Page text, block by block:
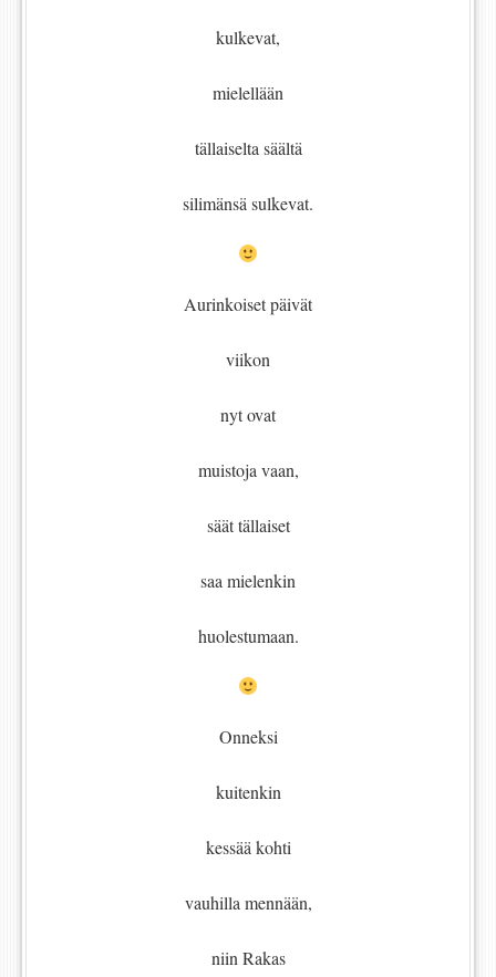
kulkevat,
mielellään
tällaiselta säältä
silimänsä sulkevat.
Aurinkoiset päivät
viikon
nyt ovat
muistoja vaan,
säät tällaiset
saa mielenkin
huolestumaan.
Onneksi
kuitenkin
kessää kohti
vauhilla mennään,
niin Rakas